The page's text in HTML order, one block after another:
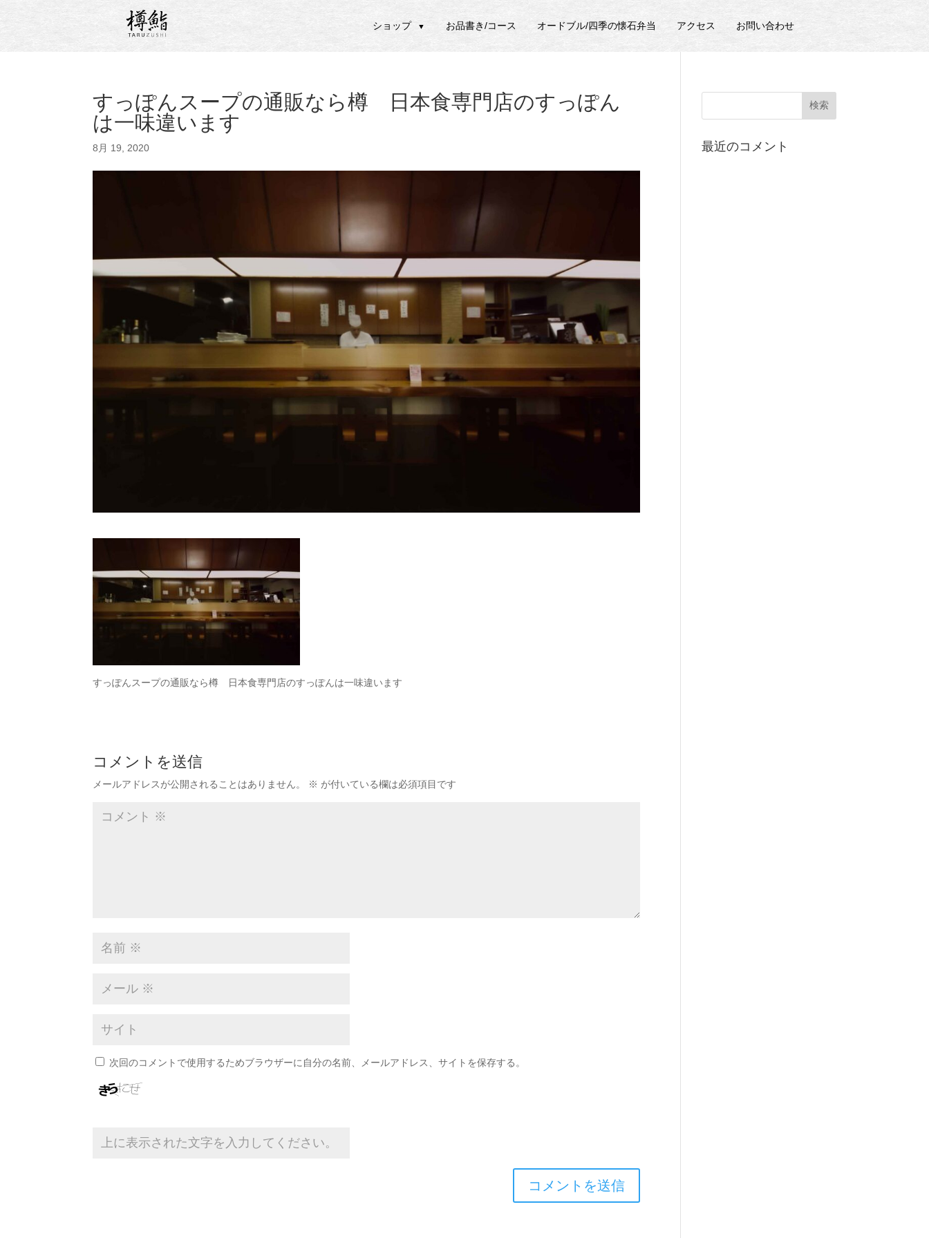
ショップ ▼ お品書き/コース オードブル/四季の懐石弁当 アクセス お問い合わせ
すっぽんスープの通販なら樽 日本食専門店のすっぽん
は一味違います
8月 19, 2020
すっぽんスープの通販なら樽 日本食専門店のすっぽんは一味違います
コメントを送信
メールアドレスが公開されることはありません。 ※ が付いている欄は必須項目です
次回のコメントで使用するためブラウザーに自分の名前、メールアドレス、サイトを保存する。
最近のコメント